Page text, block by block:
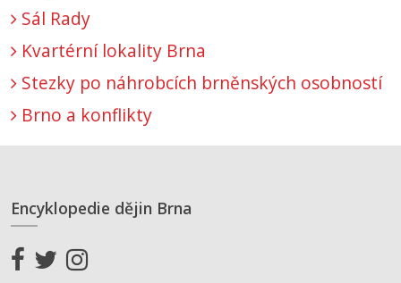
Sál Rady
Kvartérní lokality Brna
Stezky po náhrobcích brněnských osobností
Brno a konflikty
Encyklopedie dějin Brna